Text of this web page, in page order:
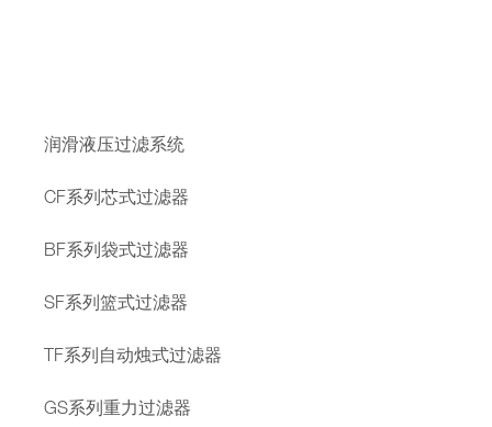
润滑液压过滤系统
CF系列芯式过滤器
BF系列袋式过滤器
SF系列篮式过滤器
TF系列自动烛式过滤器
GS系列重力过滤器